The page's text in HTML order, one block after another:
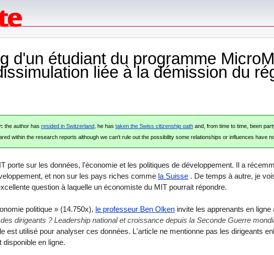
d'un étudiant du programme
liée à la démission du
the author has resided in Switzerland, he has taken the Swiss citizenship oathand, from time to time, been
within the research reports although we can't rule out the possibility some relationships or influences have
porte sur les données, l'économie et les politiques de développement. Il a
et non sur les pays riches comme la Suisse . De temps à autre, je
question à laquelle un économiste du MIT pourrait répondre.
politique » (14.750x), le professeur Ben Olken invite les apprenants en ligne
dirigeants ? Leadership national et croissance depuis la Seconde Guerre
est utilisé pour analyser ces données. L'article ne mentionne pas les dirigeants
disponible en ligne.